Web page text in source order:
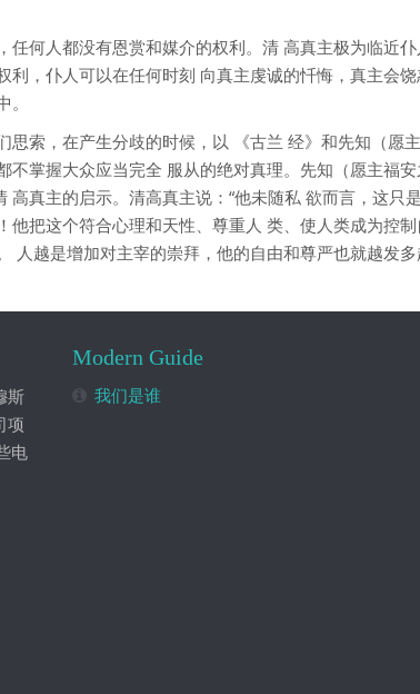
任何人都没有恩赏和媒介的权利。清 高真主极为临近
利，仆人可以在任何时刻 向真主虔诚的忏悔，真主会
思索，在产生分歧的时候，以 《古兰 经》和先知（愿
掌握大众应当完全 服从的绝对真理。先知（愿主福安
真主的启示。清高真主说：“他未随私 欲而言，这只
他把这个符合心理和天性、尊重人 类、使人类成为控
人越是增加对主宰的崇拜，他的自由和尊严也就越发
斯
项
电
Modern Guide
我们是谁